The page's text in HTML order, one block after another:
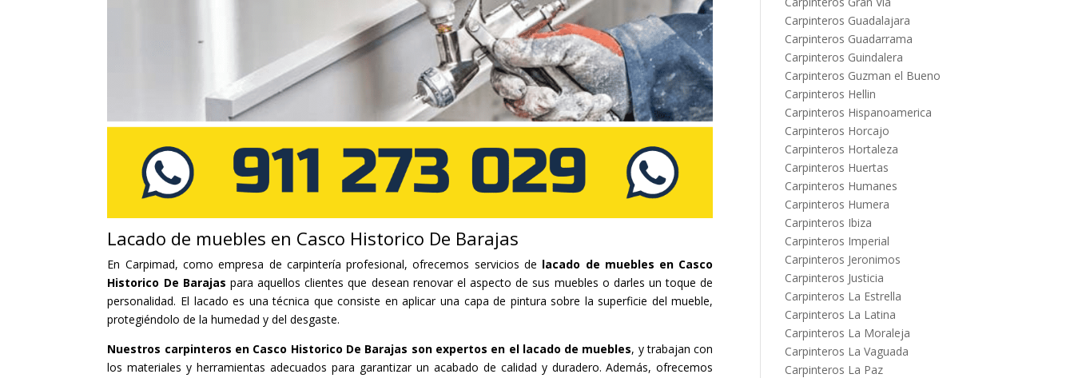
Lacado de muebles en Casco Historico De Barajas
En Carpimad, como empresa de carpintería profesional, ofrecemos servicios de lacado de muebles en Casco
Historico De Barajas para aquellos clientes que desean renovar el aspecto de sus muebles o darles un toque de
personalidad. El lacado es una técnica que consiste en aplicar una capa de pintura sobre la superficie del mueble,
protegiéndolo de la humedad y del desgaste.
Nuestros carpinteros en Casco Historico De Barajas son expertos en el lacado de muebles, y trabajan con
los materiales y herramientas adecuados para garantizar un acabado de calidad y duradero. Además, ofrecemos
Carpinteros Guadalajara
Carpinteros Guadarrama
Carpinteros Guindalera
Carpinteros Guzman el Bueno
Carpinteros Hellin
Carpinteros Hispanoamerica
Carpinteros Horcajo
Carpinteros Hortaleza
Carpinteros Huertas
Carpinteros Humanes
Carpinteros Humera
Carpinteros Ibiza
Carpinteros Imperial
Carpinteros Jeronimos
Carpinteros Justicia
Carpinteros La Estrella
Carpinteros La Latina
Carpinteros La Moraleja
Carpinteros La Vaguada
Carpinteros La Paz